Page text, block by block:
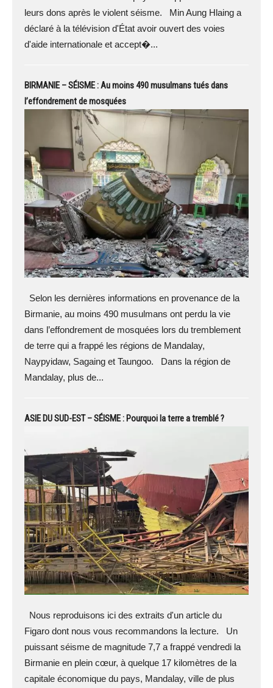
leurs dons après le violent séisme. Min Aung Hlaing a
déclaré à la télévision d'État avoir ouvert des voies
d'aide internationale et accept�...
BIRMANIE – SÉISME : Au moins 490 musulmans tués dans
l’effondrement de mosquées
Selon les dernières informations en provenance de la
Birmanie, au moins 490 musulmans ont perdu la vie
dans l’effondrement de mosquées lors du tremblement
de terre qui a frappé les régions de Mandalay,
Naypyidaw, Sagaing et Taungoo. Dans la région de
Mandalay, plus de...
ASIE DU SUD-EST – SÉISME : Pourquoi la terre a tremblé ?
Nous reproduisons ici des extraits d'un article du
Figaro dont nous vous recommandons la lecture. Un
puissant séisme de magnitude 7,7 a frappé vendredi la
Birmanie en plein cœur, à quelque 17 kilomètres de la
capitale économique du pays, Mandalay, ville de plus